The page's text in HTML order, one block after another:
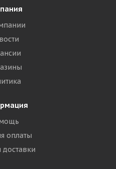
оплаты
доставки